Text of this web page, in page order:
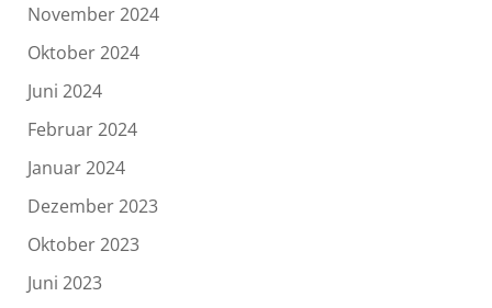
November 2024
Oktober 2024
Juni 2024
Februar 2024
Januar 2024
Dezember 2023
Oktober 2023
Juni 2023